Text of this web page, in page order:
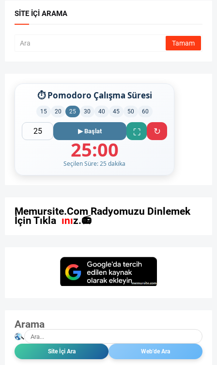
SITE İÇI ARAMA
⏱ Pomodoro Çalışma Süresi
15 20 25 30 40 45 50 60
▶ Başlat ⛶ ↻
25:00
Seçilen Süre: 25 dakika
Memursite.Com Radyomuzu Din emek
İçin Tı kl a ınız.
Arama